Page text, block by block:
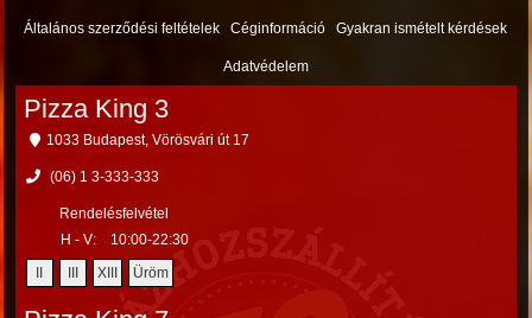
Általános szerződési feltételek Céginformáció Gyakran ismételt kérdések
Adatvédelem
Pizza King 3
1033 Budapest, Vörösvári út 17
(06) 1 3-333-333
Rendelésfelvétel
H - V:
10:00-22:30
II III XIII Üröm